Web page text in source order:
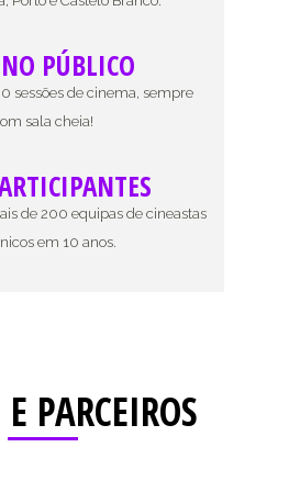
NO PÚBLICO
sessões de cinema, sempre
sala cheia!
de 200 equipas de cineastas
em 10 anos.
PARCEIROS